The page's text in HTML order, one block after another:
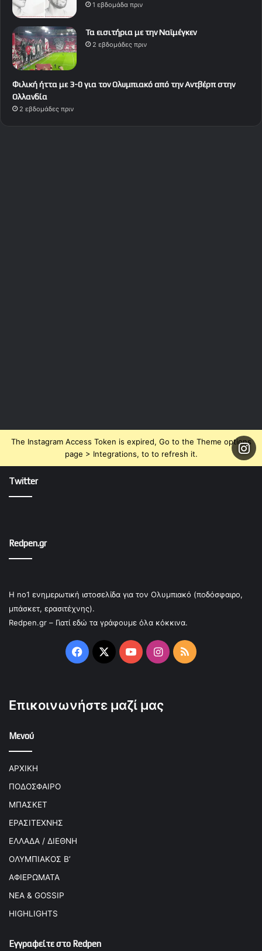
1 εβδομάδα πριν
Τα εισιτήρια με την Ναϊμέγκεν
2 εβδομάδες πριν
Φιλική ήττα με 3-0 για τον Ολυμπιακό από την Αντβέρπ στην
Ολλανδία
2 εβδομάδες πριν
The Instagram Access Token is expired, Go to the Theme options
page > Integrations, to to refresh it.
Twitter
Redpen.gr
Η no1 ενημερωτική ιστοσελίδα για τον Ολυμπιακό (ποδόσφαιρο,
μπάσκετ, ερασιτέχνης).
Redpen.gr – Γιατί εδώ τα γράφουμε όλα κόκκινα.
Facebook
X YouTubeInstagram
RSS
Επικοινωνήστε μαζί μας
Μενού
ΑΡΧΙΚΗ
ΠΟΔΟΣΦΑΙΡΟ
ΜΠΑΣΚΕΤ
ΕΡΑΣΙΤΕΧΝΗΣ
ΕΛΛΑΔΑ / ΔΙΕΘΝΗ
ΟΛΥΜΠΙΑΚΟΣ Β’
ΑΦΙΕΡΩΜΑΤΑ
ΝΕΑ & GOSSIP
HIGHLIGHTS
Εγγραφείτε στο Redpen